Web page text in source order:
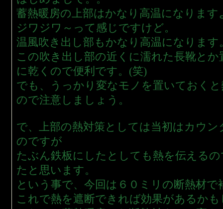
蓄熱暖房の上部はかなり高温になります
ジワジワ～って感じですけど。
温風吹き出し部もかなり高温になります
この吹き出し部の近くに濡れた長靴と
に乾くので便利です。(笑)
でも、うっかり変なモノを置いておく
ので注意しましょう。
で、上部の熱対策としては当初はカウ
のですが
たぶん鉄板にしたとしても熱を伝える
たと思います。
という事で、今回は６０ミリの断熱材で
これで熱を遮断できれば効果があるか